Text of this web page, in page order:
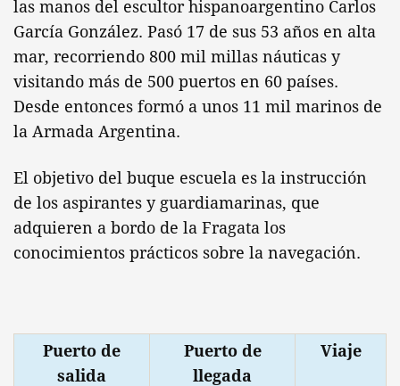
las manos del escultor hispanoargentino Carlos
García González. Pasó 17 de sus 53 años en alta
mar, recorriendo 800 mil millas náuticas y
visitando más de 500 puertos en 60 países.
Desde entonces formó a unos 11 mil marinos de
la Armada Argentina.
El objetivo del buque escuela es la instrucción
de los aspirantes y guardiamarinas, que
adquieren a bordo de la Fragata los
conocimientos prácticos sobre la navegación.
Puerto de
salida
Puerto de
llegada
Viaje